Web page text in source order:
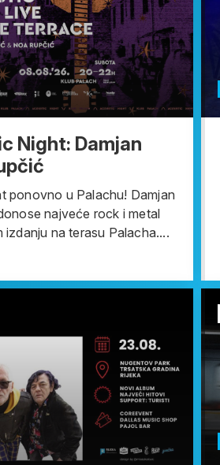
Night: Damjan
ponovno u Palachu! Damjan
najveće rock i metal
na terasu Palacha....